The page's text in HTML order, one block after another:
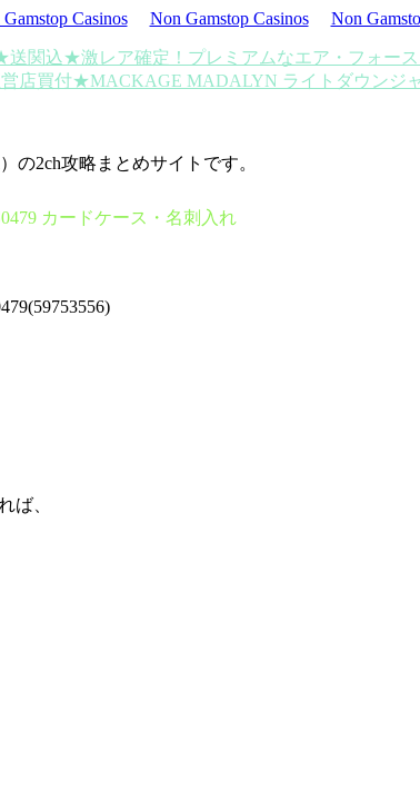
Casinos Non Gamstop Casinos Non
関込★激レア確定！プレミアムなエア・フォース
店買付★MACKAGE MADALYN ライトダウンジ
の2ch攻略まとめサイトです。
カードケース・名刺入れ
ば、